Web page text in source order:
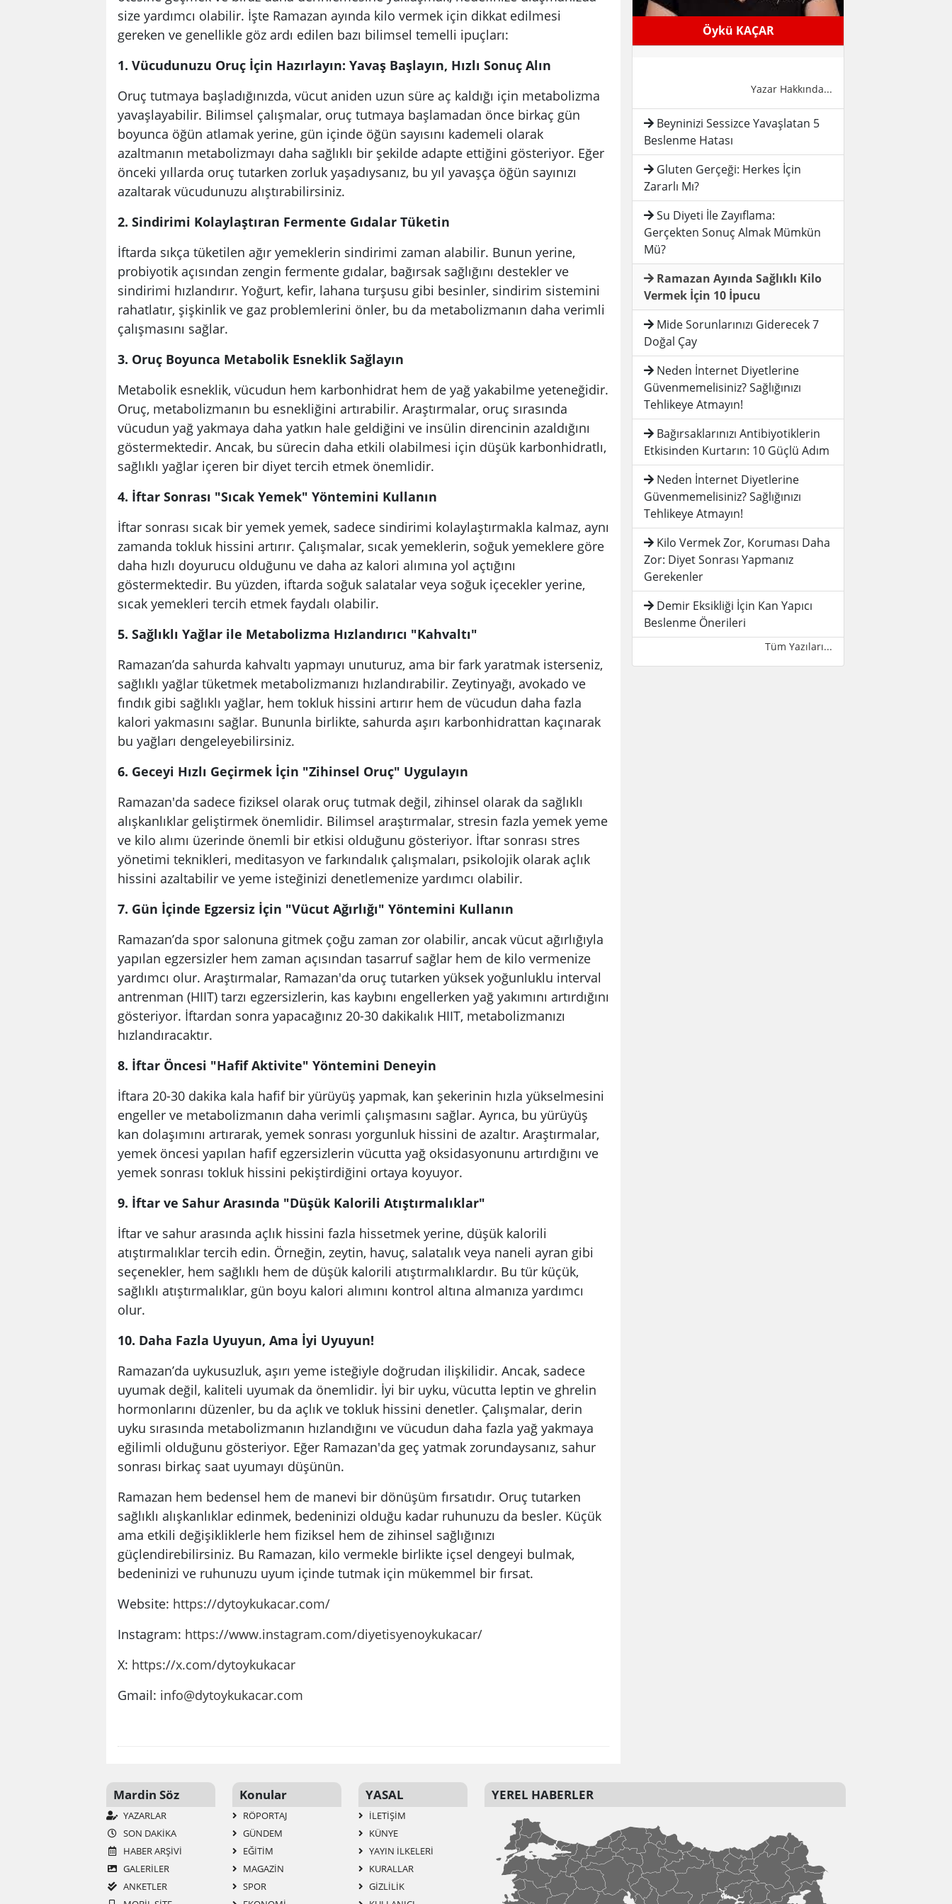
size yardımcı olabilir. İşte Ramazan ayında kilo vermek için dikkat edilmesi
gereken ve genellikle göz ardı edilen bazı bilimsel temelli ipuçları:
1. Vücudunuzu Oruç İçin Hazırlayın: Yavaş Başlayın, Hızlı Sonuç Alın
Oruç tutmaya başladığınızda, vücut aniden uzun süre aç kaldığı için metabolizma
yavaşlayabilir. Bilimsel çalışmalar, oruç tutmaya başlamadan önce birkaç gün
boyunca öğün atlamak yerine, gün içinde öğün sayısını kademeli olarak
azaltmanın metabolizmayı daha sağlıklı bir şekilde adapte ettiğini gösteriyor. Eğer
önceki yıllarda oruç tutarken zorluk yaşadıysanız, bu yıl yavaşça öğün sayınızı
azaltarak vücudunuzu alıştırabilirsiniz.
2. Sindirimi Kolaylaştıran Fermente Gıdalar Tüketin
İftarda sıkça tüketilen ağır yemeklerin sindirimi zaman alabilir. Bunun yerine,
probiyotik açısından zengin fermente gıdalar, bağırsak sağlığını destekler ve
sindirimi hızlandırır. Yoğurt, kefir, lahana turşusu gibi besinler, sindirim sistemini
rahatlatır, şişkinlik ve gaz problemlerini önler, bu da metabolizmanın daha verimli
çalışmasını sağlar.
3. Oruç Boyunca Metabolik Esneklik Sağlayın
Metabolik esneklik, vücudun hem karbonhidrat hem de yağ yakabilme yeteneğidir.
Oruç, metabolizmanın bu esnekliğini artırabilir. Araştırmalar, oruç sırasında
vücudun yağ yakmaya daha yatkın hale geldiğini ve insülin direncinin azaldığını
göstermektedir. Ancak, bu sürecin daha etkili olabilmesi için düşük karbonhidratlı,
sağlıklı yağlar içeren bir diyet tercih etmek önemlidir.
4. İftar Sonrası "Sıcak Yemek" Yöntemini Kullanın
İftar sonrası sıcak bir yemek yemek, sadece sindirimi kolaylaştırmakla kalmaz, aynı
zamanda tokluk hissini artırır. Çalışmalar, sıcak yemeklerin, soğuk yemeklere göre
daha hızlı doyurucu olduğunu ve daha az kalori alımına yol açtığını
göstermektedir. Bu yüzden, iftarda soğuk salatalar veya soğuk içecekler yerine,
sıcak yemekleri tercih etmek faydalı olabilir.
5. Sağlıklı Yağlar ile Metabolizma Hızlandırıcı "Kahvaltı"
Ramazan’da sahurda kahvaltı yapmayı unuturuz, ama bir fark yaratmak isterseniz,
sağlıklı yağlar tüketmek metabolizmanızı hızlandırabilir. Zeytinyağı, avokado ve
fındık gibi sağlıklı yağlar, hem tokluk hissini artırır hem de vücudun daha fazla
kalori yakmasını sağlar. Bununla birlikte, sahurda aşırı karbonhidrattan kaçınarak
bu yağları dengeleyebilirsiniz.
6. Geceyi Hızlı Geçirmek İçin "Zihinsel Oruç" Uygulayın
Ramazan'da sadece fiziksel olarak oruç tutmak değil, zihinsel olarak da sağlıklı
alışkanlıklar geliştirmek önemlidir. Bilimsel araştırmalar, stresin fazla yemek yeme
ve kilo alımı üzerinde önemli bir etkisi olduğunu gösteriyor. İftar sonrası stres
yönetimi teknikleri, meditasyon ve farkındalık çalışmaları, psikolojik olarak açlık
hissini azaltabilir ve yeme isteğinizi denetlemenize yardımcı olabilir.
7. Gün İçinde Egzersiz İçin "Vücut Ağırlığı" Yöntemini Kullanın
Ramazan’da spor salonuna gitmek çoğu zaman zor olabilir, ancak vücut ağırlığıyla
yapılan egzersizler hem zaman açısından tasarruf sağlar hem de kilo vermenize
yardımcı olur. Araştırmalar, Ramazan'da oruç tutarken yüksek yoğunluklu interval
antrenman (HIIT) tarzı egzersizlerin, kas kaybını engellerken yağ yakımını artırdığını
gösteriyor. İftardan sonra yapacağınız 20-30 dakikalık HIIT, metabolizmanızı
hızlandıracaktır.
8. İftar Öncesi "Hafif Aktivite" Yöntemini Deneyin
İftara 20-30 dakika kala hafif bir yürüyüş yapmak, kan şekerinin hızla yükselmesini
engeller ve metabolizmanın daha verimli çalışmasını sağlar. Ayrıca, bu yürüyüş
kan dolaşımını artırarak, yemek sonrası yorgunluk hissini de azaltır. Araştırmalar,
yemek öncesi yapılan hafif egzersizlerin vücutta yağ oksidasyonunu artırdığını ve
yemek sonrası tokluk hissini pekiştirdiğini ortaya koyuyor.
9. İftar ve Sahur Arasında "Düşük Kalorili Atıştırmalıklar"
İftar ve sahur arasında açlık hissini fazla hissetmek yerine, düşük kalorili
atıştırmalıklar tercih edin. Örneğin, zeytin, havuç, salatalık veya naneli ayran gibi
seçenekler, hem sağlıklı hem de düşük kalorili atıştırmalıklardır. Bu tür küçük,
sağlıklı atıştırmalıklar, gün boyu kalori alımını kontrol altına almanıza yardımcı
olur.
10. Daha Fazla Uyuyun, Ama İyi Uyuyun!
Ramazan’da uykusuzluk, aşırı yeme isteğiyle doğrudan ilişkilidir. Ancak, sadece
uyumak değil, kaliteli uyumak da önemlidir. İyi bir uyku, vücutta leptin ve ghrelin
hormonlarını düzenler, bu da açlık ve tokluk hissini denetler. Çalışmalar, derin
uyku sırasında metabolizmanın hızlandığını ve vücudun daha fazla yağ yakmaya
eğilimli olduğunu gösteriyor. Eğer Ramazan'da geç yatmak zorundaysanız, sahur
sonrası birkaç saat uyumayı düşünün.
Ramazan hem bedensel hem de manevi bir dönüşüm fırsatıdır. Oruç tutarken
sağlıklı alışkanlıklar edinmek, bedeninizi olduğu kadar ruhunuzu da besler. Küçük
ama etkili değişikliklerle hem fiziksel hem de zihinsel sağlığınızı
güçlendirebilirsiniz. Bu Ramazan, kilo vermekle birlikte içsel dengeyi bulmak,
bedeninizi ve ruhunuzu uyum içinde tutmak için mükemmel bir fırsat.
Website: https://dytoykukacar.com/
Instagram: https://www.instagram.com/diyetisyenoykukacar/
X: https://x.com/dytoykukacar
Gmail: info@dytoykukacar.com
Öykü KAÇAR
Yazar Hakkında...
Beyninizi Sessizce Yavaşlatan 5
Beslenme Hatası
Gluten Gerçeği: Herkes İçin
Zararlı Mı?
Su Diyeti İle Zayıflama:
Gerçekten Sonuç Almak Mümkün
Mü?
Ramazan Ayında Sağlıklı Kilo
Vermek İçin 10 İpucu
Mide Sorunlarınızı Giderecek 7
Doğal Çay
Neden İnternet Diyetlerine
Güvenmemelisiniz? Sağlığınızı
Tehlikeye Atmayın!
Bağırsaklarınızı Antibiyotiklerin
Etkisinden Kurtarın: 10 Güçlü Adım
Neden İnternet Diyetlerine
Güvenmemelisiniz? Sağlığınızı
Tehlikeye Atmayın!
Kilo Vermek Zor, Koruması Daha
Zor: Diyet Sonrası Yapmanız
Gerekenler
Demir Eksikliği İçin Kan Yapıcı
Beslenme Önerileri
Tüm Yazıları...
Mardin Söz
YAZARLAR
SON DAKİKA
HABER ARŞİVİ
GALERİLER
ANKETLER
Konular
RÖPORTAJ
GÜNDEM
EĞİTİM
MAGAZİN
SPOR
YASAL
İLETIŞIM
KÜNYE
YAYIN İLKELERI
KURALLAR
GIZLILIK
YEREL HABERLER